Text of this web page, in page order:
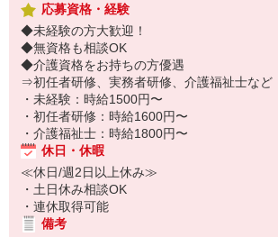
応募資格・経験
◆未経験の方大歓迎！
◆無資格も相談OK
◆介護資格をお持ちの方優遇
⇒初任者研修、実務者研修、介護福祉士など
・未経験：時給1500円〜
・初任者研修：時給1600円〜
・介護福祉士：時給1800円〜
休日・休暇
≪休日/週2日以上休み≫
・土日休み相談OK
・連休取得可能
備考